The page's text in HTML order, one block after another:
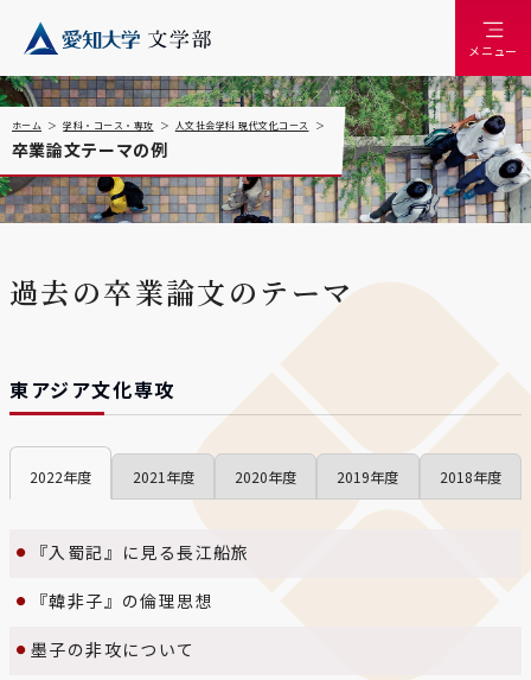
メニュー
ホーム 学科・コース・専攻 人文社会学科 現代文化コース
卒業論文テーマの例
過去の卒業論文のテーマ
東アジア文化専攻
2022 2021 2020 2019 2018
『入蜀記』に見る長江船旅
『韓非子』の倫理思想
墨子の非攻について